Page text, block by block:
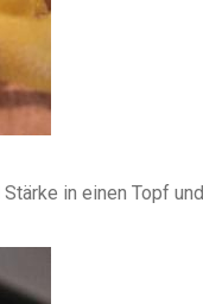
in einen Topf und